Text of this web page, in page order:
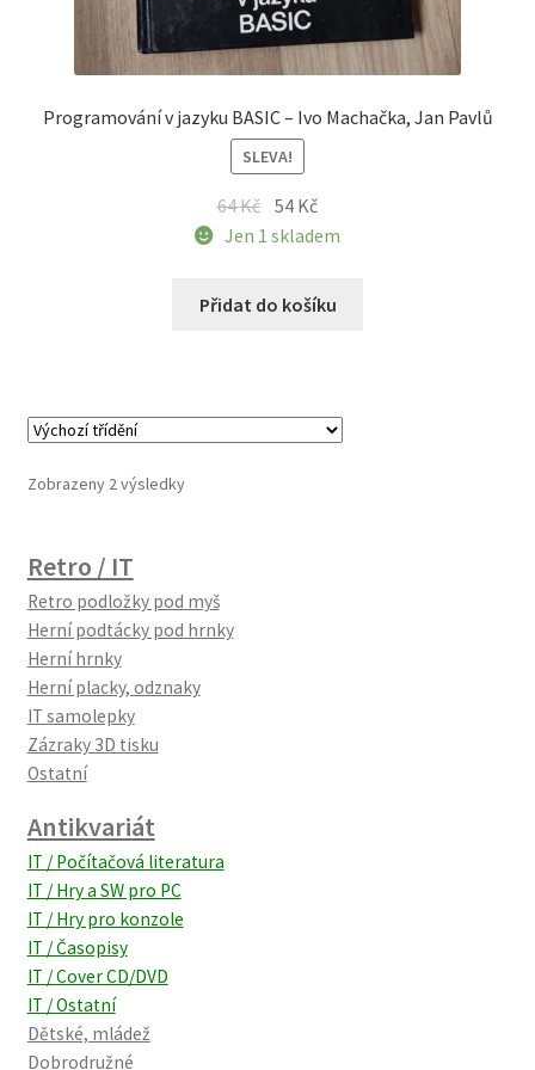
Programování v jazyku BASIC – Ivo Machačka, Jan Pavlů
SLEVA!
64Kč Původní
cena
64 Kč.
54 KčAktuální
cena
54 Kč.
Jen 1 skladem
Přidat do košíku
Zobrazeny 2 výsledky
Retro / IT
Retro podložky pod myš
Herní podtácky pod hrnky
Herní hrnky
Herní placky, odznaky
IT samolepky
Zázraky 3D tisku
Ostatní
Antikvariát
IT / Počítačová literatura
IT / Hry a SW pro PC
IT / Hry pro konzole
IT / Časopisy
IT / Cover CD/DVD
IT / Ostatní
Dětské, mládež
Dobrodružné